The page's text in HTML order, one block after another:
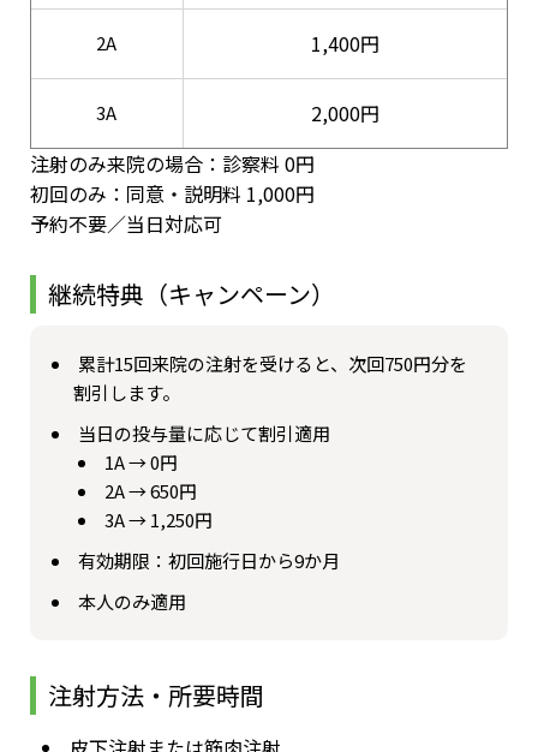
2A 1,400円
3A
2,000円
注射のみ来院の場合：診察料 0円
初回のみ：同意・説明料 1,000円
予約不要／当日対応可
継続特典（キャンペーン）
累計15回来院の注射を受けると、次回750円分を
割引します。
当日の投与量に応じて割引適用
1A → 0円
2A → 650円
3A → 1,250円
有効期限：初回施行日から9か月
本人のみ適用
注射方法・所要時間